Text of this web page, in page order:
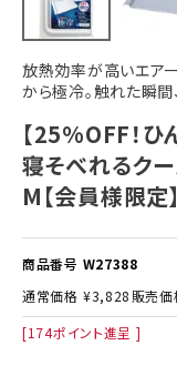
放熱効率が高いエア
から極冷。触れた瞬間
【25%OFF！
寝そべれるク
M【会員様限定】
商品番号 W27388
通常価格 ¥3,828 販売価
[174ポイント進呈 ]